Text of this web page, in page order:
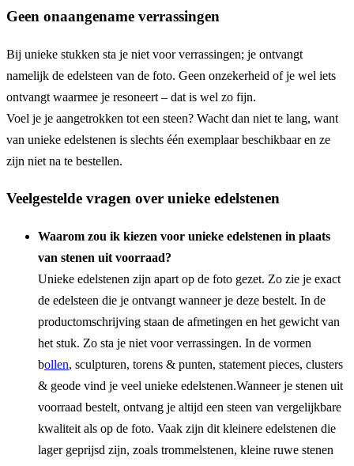
Geen onaangename verrassingen
Bij unieke stukken sta je niet voor verrassingen; je ontvangt
namelijk de edelsteen van de foto. Geen onzekerheid of je wel iets
ontvangt waarmee je resoneert – dat is wel zo fijn.
Voel je je aangetrokken tot een steen? Wacht dan niet te lang, want
van unieke edelstenen is slechts één exemplaar beschikbaar en ze
zijn niet na te bestellen.
Veelgestelde vragen over unieke edelstenen
Waarom zou ik kiezen voor unieke edelstenen in plaats
van stenen uit voorraad?
Unieke edelstenen zijn apart op de foto gezet. Zo zie je exact
de edelsteen die je ontvangt wanneer je deze bestelt. In de
productomschrijving staan de afmetingen en het gewicht van
het stuk. Zo sta je niet voor verrassingen. In de vormen
bollen, sculpturen, torens & punten, statement pieces, clusters
& geode vind je veel unieke edelstenen.Wanneer je stenen uit
voorraad bestelt, ontvang je altijd een steen van vergelijkbare
kwaliteit als op de foto. Vaak zijn dit kleinere edelstenen die
lager geprijsd zijn, zoals trommelstenen, kleine ruwe stenen